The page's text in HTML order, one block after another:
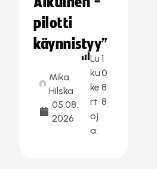
pilotti
käynnistyy”
Mika
Hilska
05.08.
2026
Lu
ku
ke
rt
oj
a:
1
0
8
8